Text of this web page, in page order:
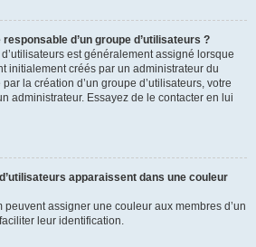
d’un groupe d’utilisateurs ?
est généralement assigné lorsque
initialement créés par un administrateur du
la création d’un groupe d’utilisateurs, votre
administrateur. Essayez de le contacter en lui
apparaissent dans une couleur
peuvent assigner une couleur aux membres d’un
leur identification.